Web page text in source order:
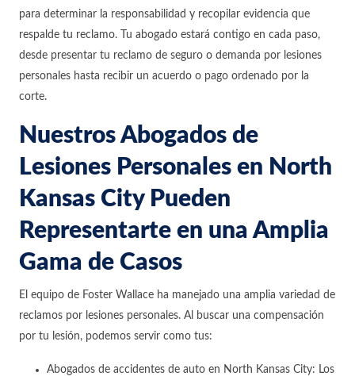
para determinar la responsabilidad y recopilar evidencia que
respalde tu reclamo. Tu abogado estará contigo en cada paso,
desde presentar tu reclamo de seguro o demanda por lesiones
personales hasta recibir un acuerdo o pago ordenado por la
corte.
Nuestros Abogados de
Lesiones Personales en North
Kansas City Pueden
Representarte en una Amplia
Gama de Casos
El equipo de Foster Wallace ha manejado una amplia variedad de
reclamos por lesiones personales. Al buscar una compensación
por tu lesión, podemos servir como tus:
Abogados de accidentes de auto en North Kansas City: Los